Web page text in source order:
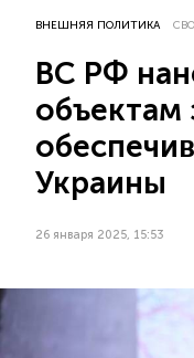
ВНЕШНЯЯ ПОЛИТИКА СВО
ВС РФ
объектам
Украины
26 января 2025, 15:53